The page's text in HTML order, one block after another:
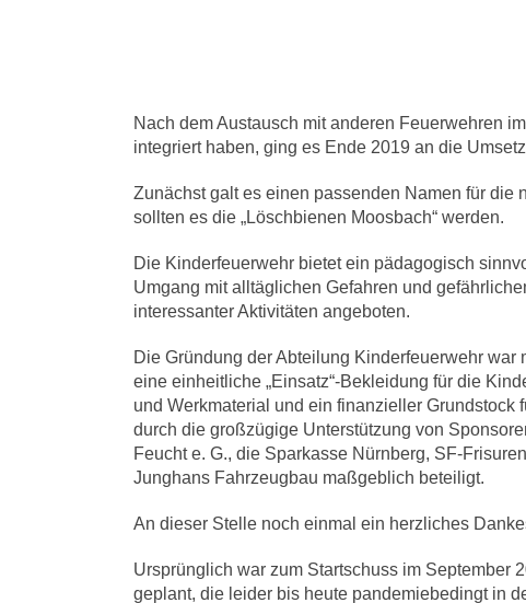
Nach dem Austausch mit anderen Feuerwehren
integriert haben, ging es Ende 2019 an die
Zunächst galt es einen passenden Namen für die
sollten es die „Löschbienen Moosbach“ werden.
Die Kinderfeuerwehr bietet ein pädagogisch
Umgang mit alltäglichen Gefahren und
interessanter Aktivitäten angeboten.
Die Gründung der Abteilung Kinderfeuerwehr
eine einheitliche „Einsatz“-Bekleidung für die
und Werkmaterial und ein finanzieller
durch die großzügige Unterstützung von
Feucht e. G., die Sparkasse Nürnberg, SF-
Junghans Fahrzeugbau maßgeblich beteiligt.
An dieser Stelle noch einmal ein herzliches
Ursprünglich war zum Startschuss im September
geplant, die leider bis heute pandemiebedingt in